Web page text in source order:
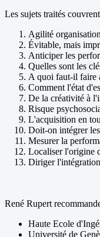
Les sujets traités
Agilité
Évitable, mais
Anticiper les
Quelles sont les
A quoi faut-il faire
Comment l'état
De la créativité à
Risque
L'acquisition en
Doit-on intégrer
Mesurer la
Localiser l'origine
Diriger
René Rupert
Haute Ecole
Université de